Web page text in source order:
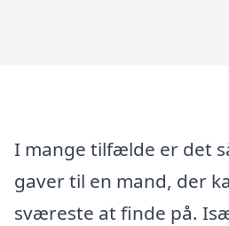
I mange tilfælde er det
gaver til en mand, der
sværeste at finde på.